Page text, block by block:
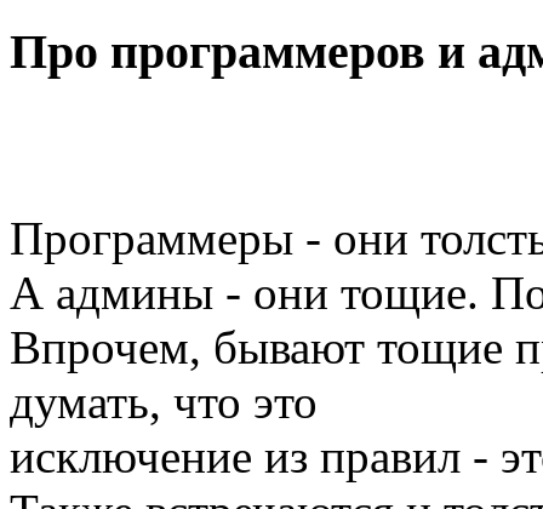
Про программеров и
Программеры - они
А админы - они тощие.
Впрочем, бывают тощие
думать, что это
исключение из правил -